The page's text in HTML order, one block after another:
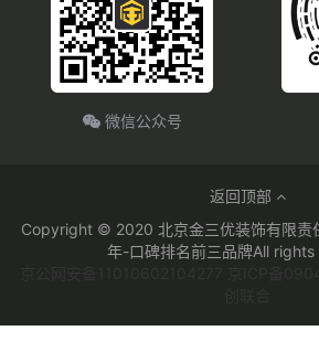
微信公众号
返回顶部
Copyright © 2020 北京金三优装饰有限责
年-口碑排名前三品牌All